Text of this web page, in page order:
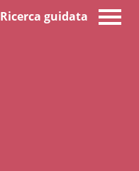
Ricerca guidata